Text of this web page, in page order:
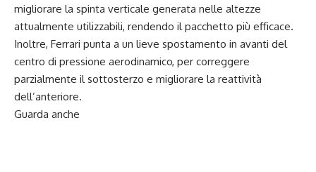
migliorare la spinta verticale generata nelle altezze
attualmente utilizzabili, rendendo il pacchetto più efficace.
Inoltre, Ferrari punta a un lieve spostamento in avanti del
centro di pressione aerodinamico, per correggere
parzialmente il sottosterzo e migliorare la reattività
dell’anteriore.
Guarda anche